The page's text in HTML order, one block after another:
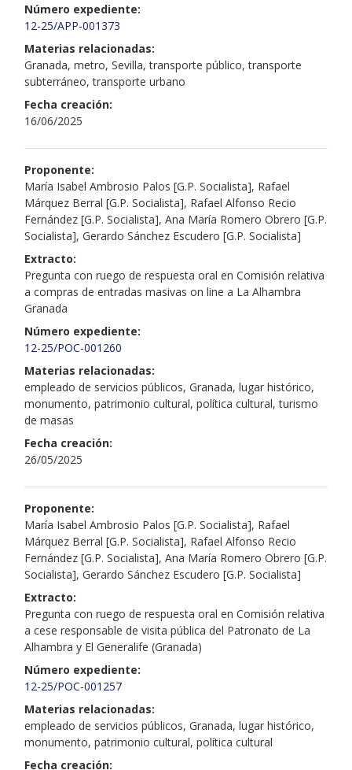
Número expediente:
12-25/APP-001373
Materias relacionadas:
Granada, metro, Sevilla, transporte público, transporte
subterráneo, transporte urbano
Fecha creación:
16/06/2025
Proponente:
María Isabel Ambrosio Palos [G.P. Socialista], Rafael
Márquez Berral [G.P. Socialista], Rafael Alfonso Recio
Fernández [G.P. Socialista], Ana María Romero Obrero [G.P.
Socialista], Gerardo Sánchez Escudero [G.P. Socialista]
Extracto:
Pregunta con ruego de respuesta oral en Comisión relativa
a compras de entradas masivas on line a La Alhambra
Granada
Número expediente:
12-25/POC-001260
Materias relacionadas:
empleado de servicios públicos, Granada, lugar histórico,
monumento, patrimonio cultural, política cultural, turismo
de masas
Fecha creación:
26/05/2025
Proponente:
María Isabel Ambrosio Palos [G.P. Socialista], Rafael
Márquez Berral [G.P. Socialista], Rafael Alfonso Recio
Fernández [G.P. Socialista], Ana María Romero Obrero [G.P.
Socialista], Gerardo Sánchez Escudero [G.P. Socialista]
Extracto:
Pregunta con ruego de respuesta oral en Comisión relativa
a cese responsable de visita pública del Patronato de La
Alhambra y El Generalife (Granada)
Número expediente:
12-25/POC-001257
Materias relacionadas:
empleado de servicios públicos, Granada, lugar histórico,
monumento, patrimonio cultural, política cultural
Fecha creación: